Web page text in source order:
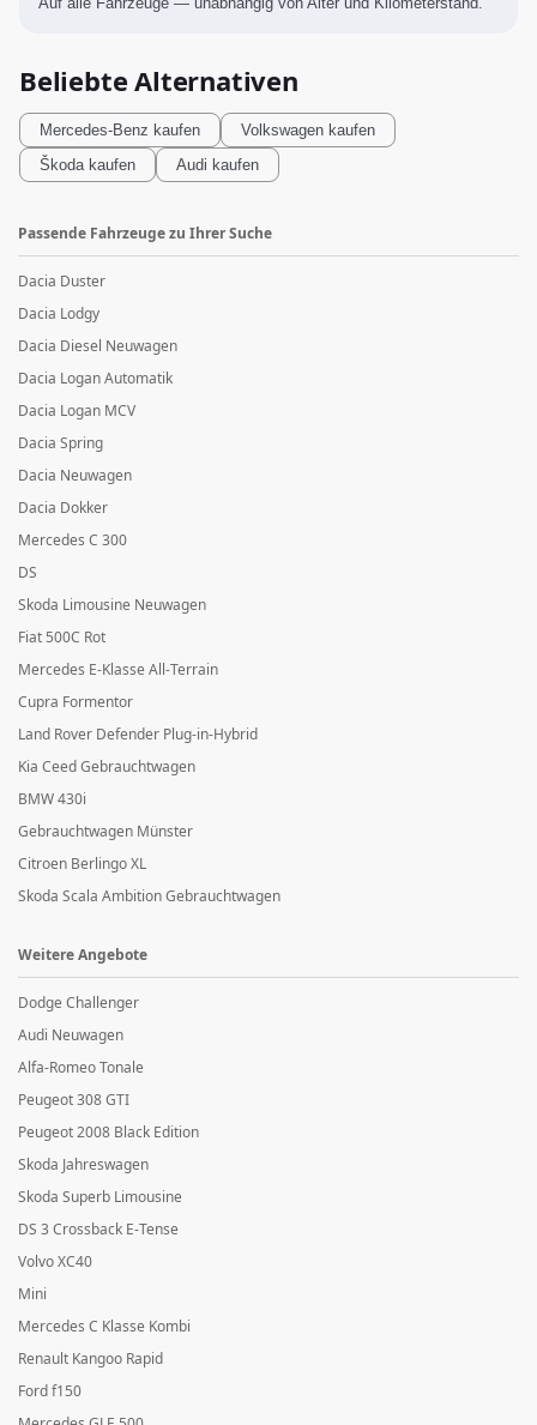
Beliebte Alternativen
Mercedes-Benz kaufen Volkswagen kaufen
Škodakaufen Audi kaufen
Passende Fahrzeuge zu Ihrer Suche
Dacia Duster
Dacia Lodgy
Dacia Diesel Neuwagen
Dacia Logan Automatik
Dacia Logan MCV
Dacia Spring
Dacia Neuwagen
Dacia Dokker
Mercedes C 300
DS
Skoda Limousine Neuwagen
Fiat 500C Rot
Mercedes E-Klasse All-Terrain
Cupra Formentor
Land Rover Defender Plug-in-Hybrid
Kia Ceed Gebrauchtwagen
BMW 430i
Gebrauchtwagen Münster
Citroen Berlingo XL
Skoda Scala Ambition Gebrauchtwagen
Weitere Angebote
Dodge Challenger
Audi Neuwagen
Alfa-Romeo Tonale
Peugeot 308 GTI
Peugeot 2008 Black Edition
Skoda Jahreswagen
Skoda Superb Limousine
DS 3 Crossback E-Tense
Volvo XC40
Mini
Mercedes C Klasse Kombi
Renault Kangoo Rapid
Ford f150